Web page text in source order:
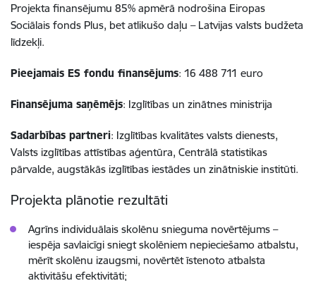
Projekta finansējumu 85% apmērā nodrošina Eiropas
Sociālais fonds Plus, bet atlikušo daļu – Latvijas valsts budžeta
līdzekļi.
Pieejamais ES fondu finansējums: 16 488 711 euro
Finansējuma saņēmējs: Izglītības un zinātnes ministrija
Sadarbības partneri: Izglītības kvalitātes valsts dienests,
Valsts izglītības attīstības aģentūra, Centrālā statistikas
pārvalde, augstākās izglītības iestādes un zinātniskie institūti.
Projekta plānotie rezultāti
Agrīns individuālais skolēnu snieguma novērtējums –
iespēja savlaicīgi sniegt skolēniem nepieciešamo atbalstu,
mērīt skolēnu izaugsmi, novērtēt īstenoto atbalsta
aktivitāšu efektivitāti;